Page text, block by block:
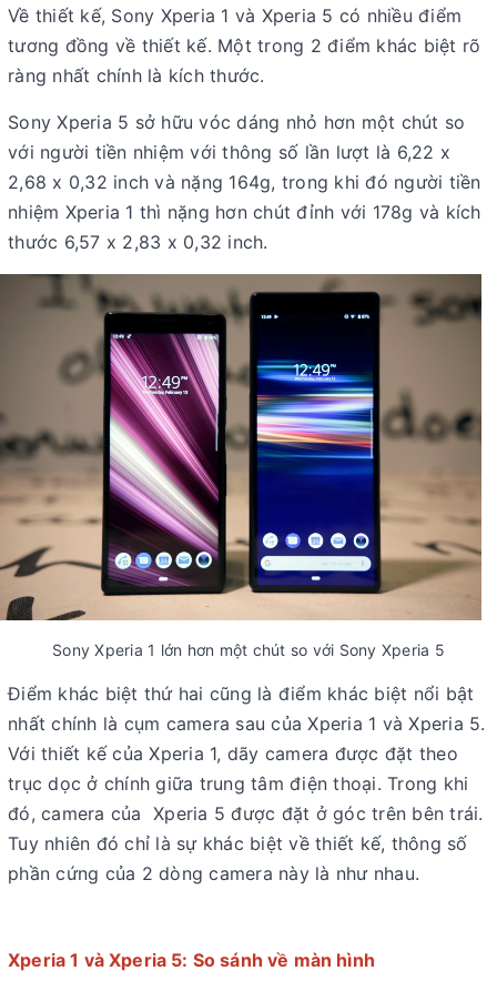
Về thiết kế, Sony Xperia 1 và Xperia 5 có nhiều điểm
tương đồng về thiết kế. Một trong 2 điểm khác biệt rõ
ràng nhất chính là kích thước.
Sony Xperia 5 sở hữu vóc dáng nhỏ hơn một chút so
với người tiền nhiệm với thông số lần lượt là 6,22 x
2,68 x 0,32 inch và nặng 164g, trong khi đó người tiền
nhiệm Xperia 1 thì nặng hơn chút đỉnh với 178g và kích
thước 6,57 x 2,83 x 0,32 inch.
Sony Xperia 1 lớn hơn một chút so với Sony Xperia 5
Điểm khác biệt thứ hai cũng là điểm khác biệt nổi bật
nhất chính là cụm camera sau của Xperia 1 và Xperia 5.
Với thiết kế của Xperia 1, dãy camera được đặt theo
trục dọc ở chính giữa trung tâm điện thoại. Trong khi
đó, camera của Xperia 5 được đặt ở góc trên bên trái.
Tuy nhiên đó chỉ là sự khác biệt về thiết kế, thông số
phần cứng của 2 dòng camera này là như nhau.
Xperia 1 và Xperia 5: So sánh về màn hình